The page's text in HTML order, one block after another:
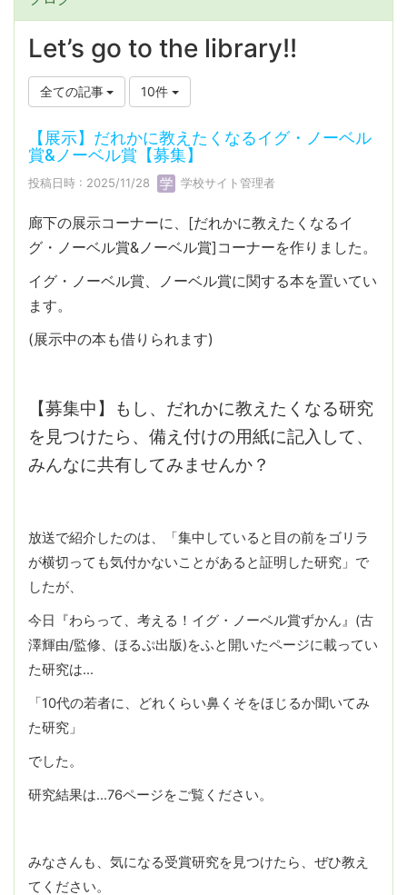
Let’s go to the library!!
全ての記事 10件
【展示】だれかに教えたくなるイグ・ノーベル
賞&ノーベル賞【募集】
投稿日時 : 2025/11/28 学校サイト管理者
廊下の展示コーナーに、[だれかに教えたくなるイ
グ・ノーベル賞&ノーベル賞]コーナーを作りました。
イグ・ノーベル賞、ノーベル賞に関する本を置いてい
ます。
(展示中の本も借りられます)
【募集中】もし、だれかに教えたくなる研究
を見つけたら、備え付けの用紙に記入して、
みんなに共有してみませんか？
放送で紹介したのは、「集中していると目の前をゴリラ
が横切っても気付かないことがあると証明した研究」で
したが、
今日『わらって、考える！イグ・ノーベル賞ずかん』(古
澤輝由/監修、ほるぷ出版)をふと開いたページに載ってい
た研究は…
「10代の若者に、どれくらい鼻くそをほじるか聞いてみ
た研究」
でした。
研究結果は…76ページをご覧ください。
みなさんも、気になる受賞研究を見つけたら、ぜひ教え
てください。